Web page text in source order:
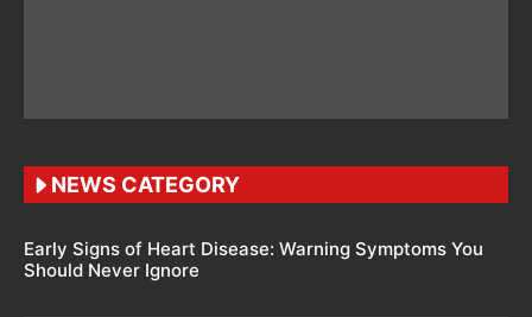
NEWS CATEGORY
Early Signs of Heart Disease: Warning Symptoms You
Should Never Ignore